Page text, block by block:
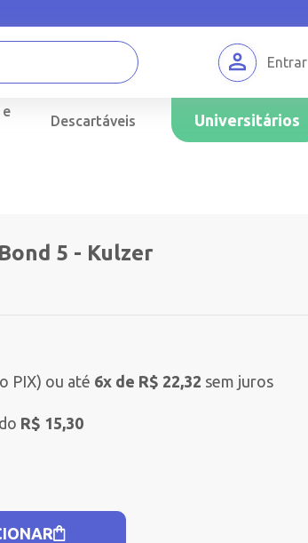
Entrar
Descartáveis Universitários
5 - Kulzer
PIX) ou até 6x de R$ 22,32 sem juros
R$ 15,30